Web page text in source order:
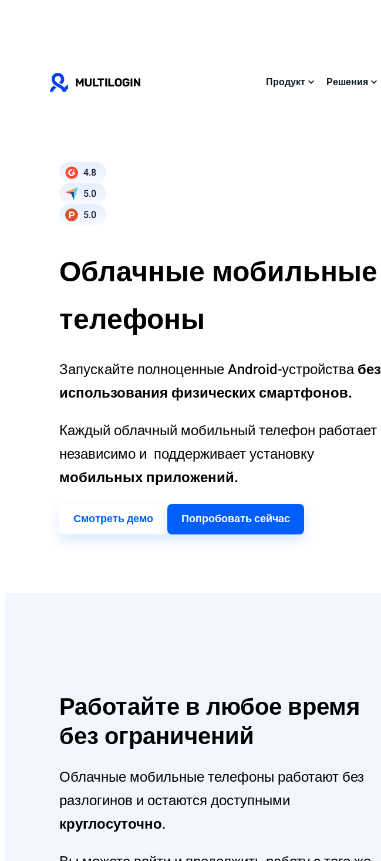
Продукт Решения
4.8
5.0
5.0
Облачные мобильные
телефоны
Запускайте полноценные Android-устройствабез
использования физических смартфонов.
Каждый облачный мобильный телефон работает
независимо и поддерживает установку
мобильных приложений.
Смотреть демо Попробовать сейчас
Работайте в любое время
без ограничений
Облачные мобильные телефоны работают без
разлогинов и остаются доступными
круглосуточно.